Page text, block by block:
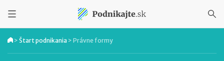
> Štart podnikania > Právne formy